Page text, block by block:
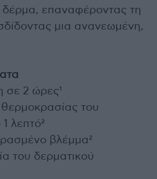
επαναφέροντας τη
μια ανανεωμένη,
σε 2 ώρες¹
θερμοκρασίας του
λεπτό²
βλέμμα²
του δερματικού